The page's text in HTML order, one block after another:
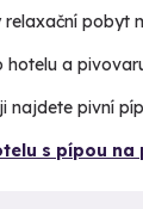
pobyt
hotelu a
najdete pivní
s pípou na